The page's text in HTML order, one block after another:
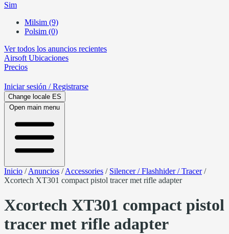
Sim
Milsim (9)
Polsim (0)
Ver todos los anuncios recientes
Airsoft Ubicaciones
Precios
Iniciar sesión / Registrarse
Change locale ES
Open main menu
Inicio /Anuncios /Accessories / Silencer / Flashhider / Tracer/
Xcortech XT301 compact pistol tracer met rifle adapter
Xcortech XT301 compact pistol
tracer met rifle adapter